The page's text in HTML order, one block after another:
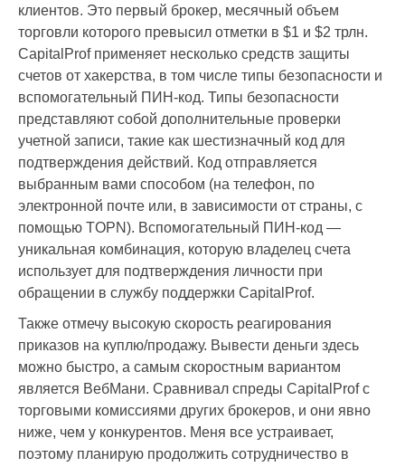
клиентов. Это первый брокер, месячный объем
торговли которого превысил отметки в $1 и $2 трлн.
CapitalProf применяет несколько средств защиты
счетов от хакерства, в том числе типы безопасности и
вспомогательный ПИН-код. Типы безопасности
представляют собой дополнительные проверки
учетной записи, такие как шестизначный код для
подтверждения действий. Код отправляется
выбранным вами способом (на телефон, по
электронной почте или, в зависимости от страны, с
помощью TOPN). Вспомогательный ПИН-код —
уникальная комбинация, которую владелец счета
использует для подтверждения личности при
обращении в службу поддержки CapitalProf.
Также отмечу высокую скорость реагирования
приказов на куплю/продажу. Вывести деньги здесь
можно быстро, а самым скоростным вариантом
является ВебМани. Сравнивал спреды CapitalProf с
торговыми комиссиями других брокеров, и они явно
ниже, чем у конкурентов. Меня все устраивает,
поэтому планирую продолжить сотрудничество в